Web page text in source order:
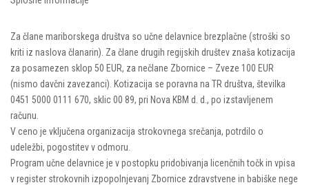
Za člane mariborskega društva so učne delavnice brezplačne (stroški so
kriti iz naslova članarin). Za člane drugih regijskih društev znaša kotizacija
za posamezen sklop 50 EUR, za nečlane Zbornice – Zveze 100 EUR
(nismo davčni zavezanci). Kotizacija se poravna na TR društva, številka
0451 5000 0111 670, sklic 00 89, pri Nova KBM d. d., po izstavljenem
računu.
V ceno je vključena organizacija strokovnega srečanja, potrdilo o
udeležbi, pogostitev v odmoru.
Program učne delavnice je v postopku pridobivanja licenčnih točk in vpisa
v register strokovnih izpopolnjevanj Zbornice zdravstvene in babiške nege